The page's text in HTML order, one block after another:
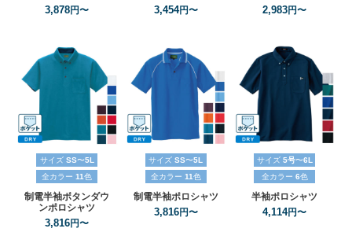
3,878円〜 3,454円〜 2,983円〜
サイズ SS〜5L
全カラー 11色
制電半袖ボタンダウ
ンポロシャツ
3,816円〜
サイズ SS〜5L
全カラー 11色
制電半袖ポロシャツ
3,816円〜
サイズ 5号〜6L
全カラー 6色
半袖ポロシャツ
4,114円〜